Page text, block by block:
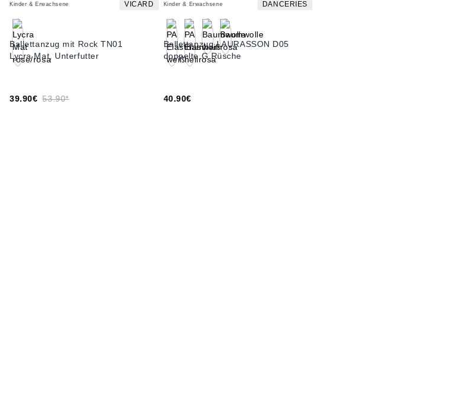
Kinder & Erwachsene VICARD
Ballettanzug mit Rock TN01
Lycra Mat, Unterfutter
39.90€ 53.90*
Kinder & Erwachsene DANCERIES
Ballettanzug LAURASSON D05
doppelte G.Rüsche
40.90€